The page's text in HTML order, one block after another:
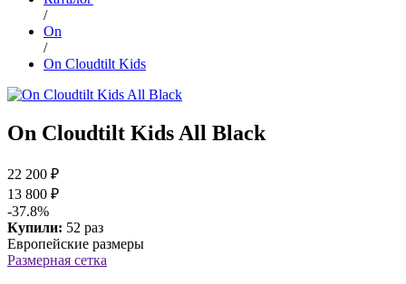
/
On
/
On Cloudtilt Kids
On Cloudtilt Kids All Black
22 200 ₽
13 800 ₽
-37.8%
Купили: 52 раз
Европейские размеры
Размерная сетка